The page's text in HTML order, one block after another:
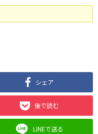
シェア
後で読む
LINEで送る